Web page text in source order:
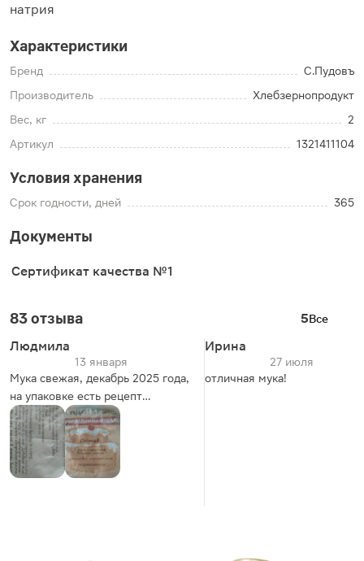
натрия
Характеристики
Бренд
С.Пудовъ
Производитель
Хлебзернопродукт
Вес, кг
2
Артикул
1321411104
Условия хранения
Срок годности, дней 365
Документы
Сертификат качества №1
83 отзыва 5Все
Людмила
13 января
Мука свежая, декабрь 2025 года,
на упаковке есть рецепт
сливового пирога, я не
пробовала его печь.
В основном, использую для
приготовления блинчиков и
Ирина
27 июля
отличная мука!